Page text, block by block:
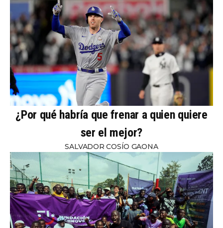
¿Por qué habría que frenar a quien quiere
ser el mejor?
SALVADOR COSÍO GAONA